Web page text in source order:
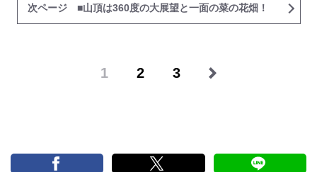
次ページ ■山頂は360度の大展望と一面の菜の花畑！
1 2 3